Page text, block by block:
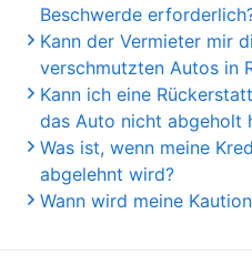
Beschwerde
Kann der Vermieter mir
verschmutzten Autos in
Kann ich eine
das Auto nicht abgeholt
Was ist, wenn meine
abgelehnt wird?
Wann wird meine